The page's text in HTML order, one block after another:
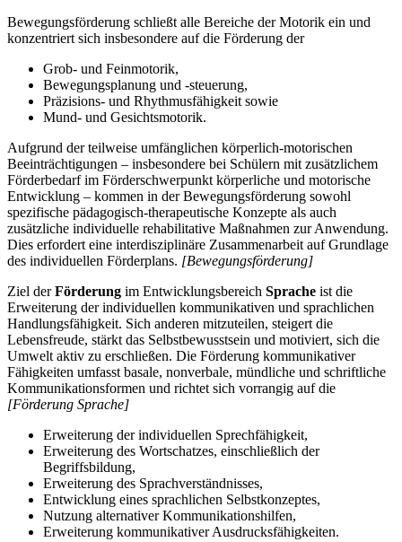
Bewegungsförderung schließt alle Bereiche der Motorik ein und
konzentriert sich insbesondere auf die Förderung der
Grob- und Feinmotorik,
Bewegungsplanung und -steuerung,
Präzisions- und Rhythmusfähigkeit sowie
Mund- und Gesichtsmotorik.
Aufgrund der teilweise umfänglichen körperlich-motorischen
Beeinträchtigungen – insbesondere bei Schülern mit zusätzlichem
Förderbedarf im Förderschwerpunkt körperliche und motorische
Entwicklung – kommen in der Bewegungsförderung sowohl
spezifische pädagogisch-therapeutische Konzepte als auch
zusätzliche individuelle rehabilitative Maßnahmen zur Anwendung.
Dies erfordert eine interdisziplinäre Zusammenarbeit auf Grundlage
des individuellen Förderplans. [Bewegungsförderung]
Ziel derFörderung im Entwicklungsbereich Sprache ist die
Erweiterung der individuellen kommunikativen und sprachlichen
Handlungsfähigkeit. Sich anderen mitzuteilen, steigert die
Lebensfreude, stärkt das Selbstbewusstsein und motiviert, sich die
Umwelt aktiv zu erschließen. Die Förderung kommunikativer
Fähigkeiten umfasst basale, nonverbale, mündliche und schriftliche
Kommunikationsformen und richtet sich vorrangig auf die
[Förderung Sprache]
Erweiterung der individuellen Sprechfähigkeit,
Erweiterung des Wortschatzes, einschließlich der
Begriffsbildung,
Erweiterung des Sprachverständnisses,
Entwicklung eines sprachlichen Selbstkonzeptes,
Nutzung alternativer Kommunikationshilfen,
Erweiterung kommunikativer Ausdrucksfähigkeiten.